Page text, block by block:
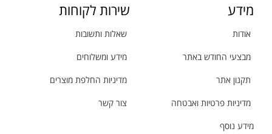
מידע
אודות
מבצעי החודש באתר
תקנון אתר
מדיניות פרטיות ואבטחה
מידע נוסף
שירות לקוחות
שאלות ותשובות
מידע ומשלוחים
מדיניות החלפת מוצרים
צור קשר